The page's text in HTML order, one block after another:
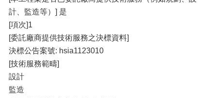
計、監造等）] 是
[項次]1
[委託廠商提供技術服務之決標資料]
決標公告案號: hsia1123010
[技術服務範疇]
設計
監造